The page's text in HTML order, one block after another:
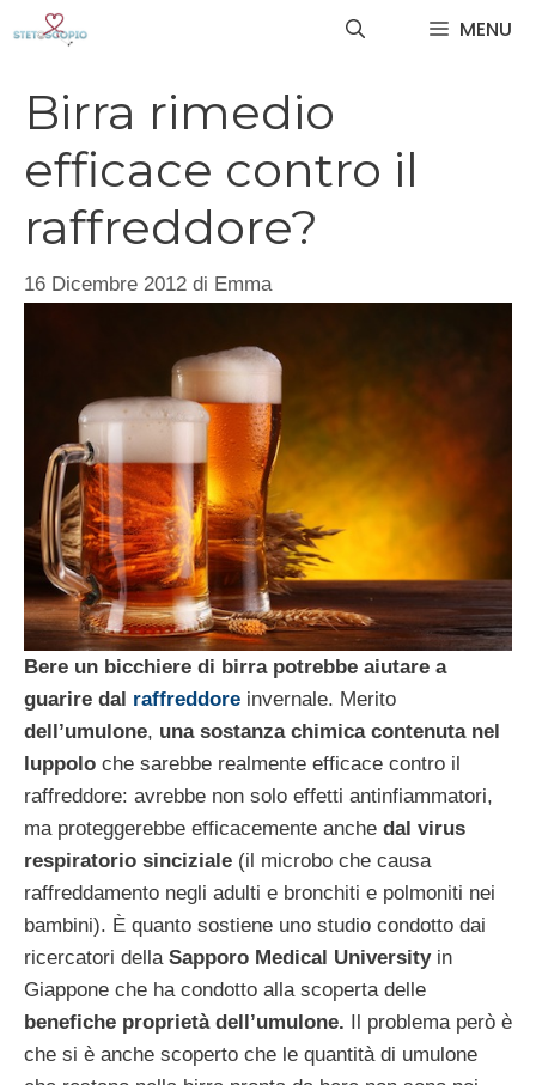
MENU
Birra rimedio
efficace contro il
raffreddore?
16 Dicembre 2012 di Emma
Bere un bicchiere di birra potrebbe aiutare a
guarire dal raffreddore invernale. Merito
dell’umulone, una sostanza chimica contenuta nel
luppolo che sarebbe realmente efficace contro il
raffreddore: avrebbe non solo effetti antinfiammatori,
ma proteggerebbe efficacemente anche dal virus
respiratorio sinciziale (il microbo che causa
raffreddamento negli adulti e bronchiti e polmoniti nei
bambini). È quanto sostiene uno studio condotto dai
ricercatori della Sapporo Medical Universityin
Giappone che ha condotto alla scoperta delle
benefiche proprietà dell’umulone. Il problema però è
che si è anche scoperto che le quantità di umulone